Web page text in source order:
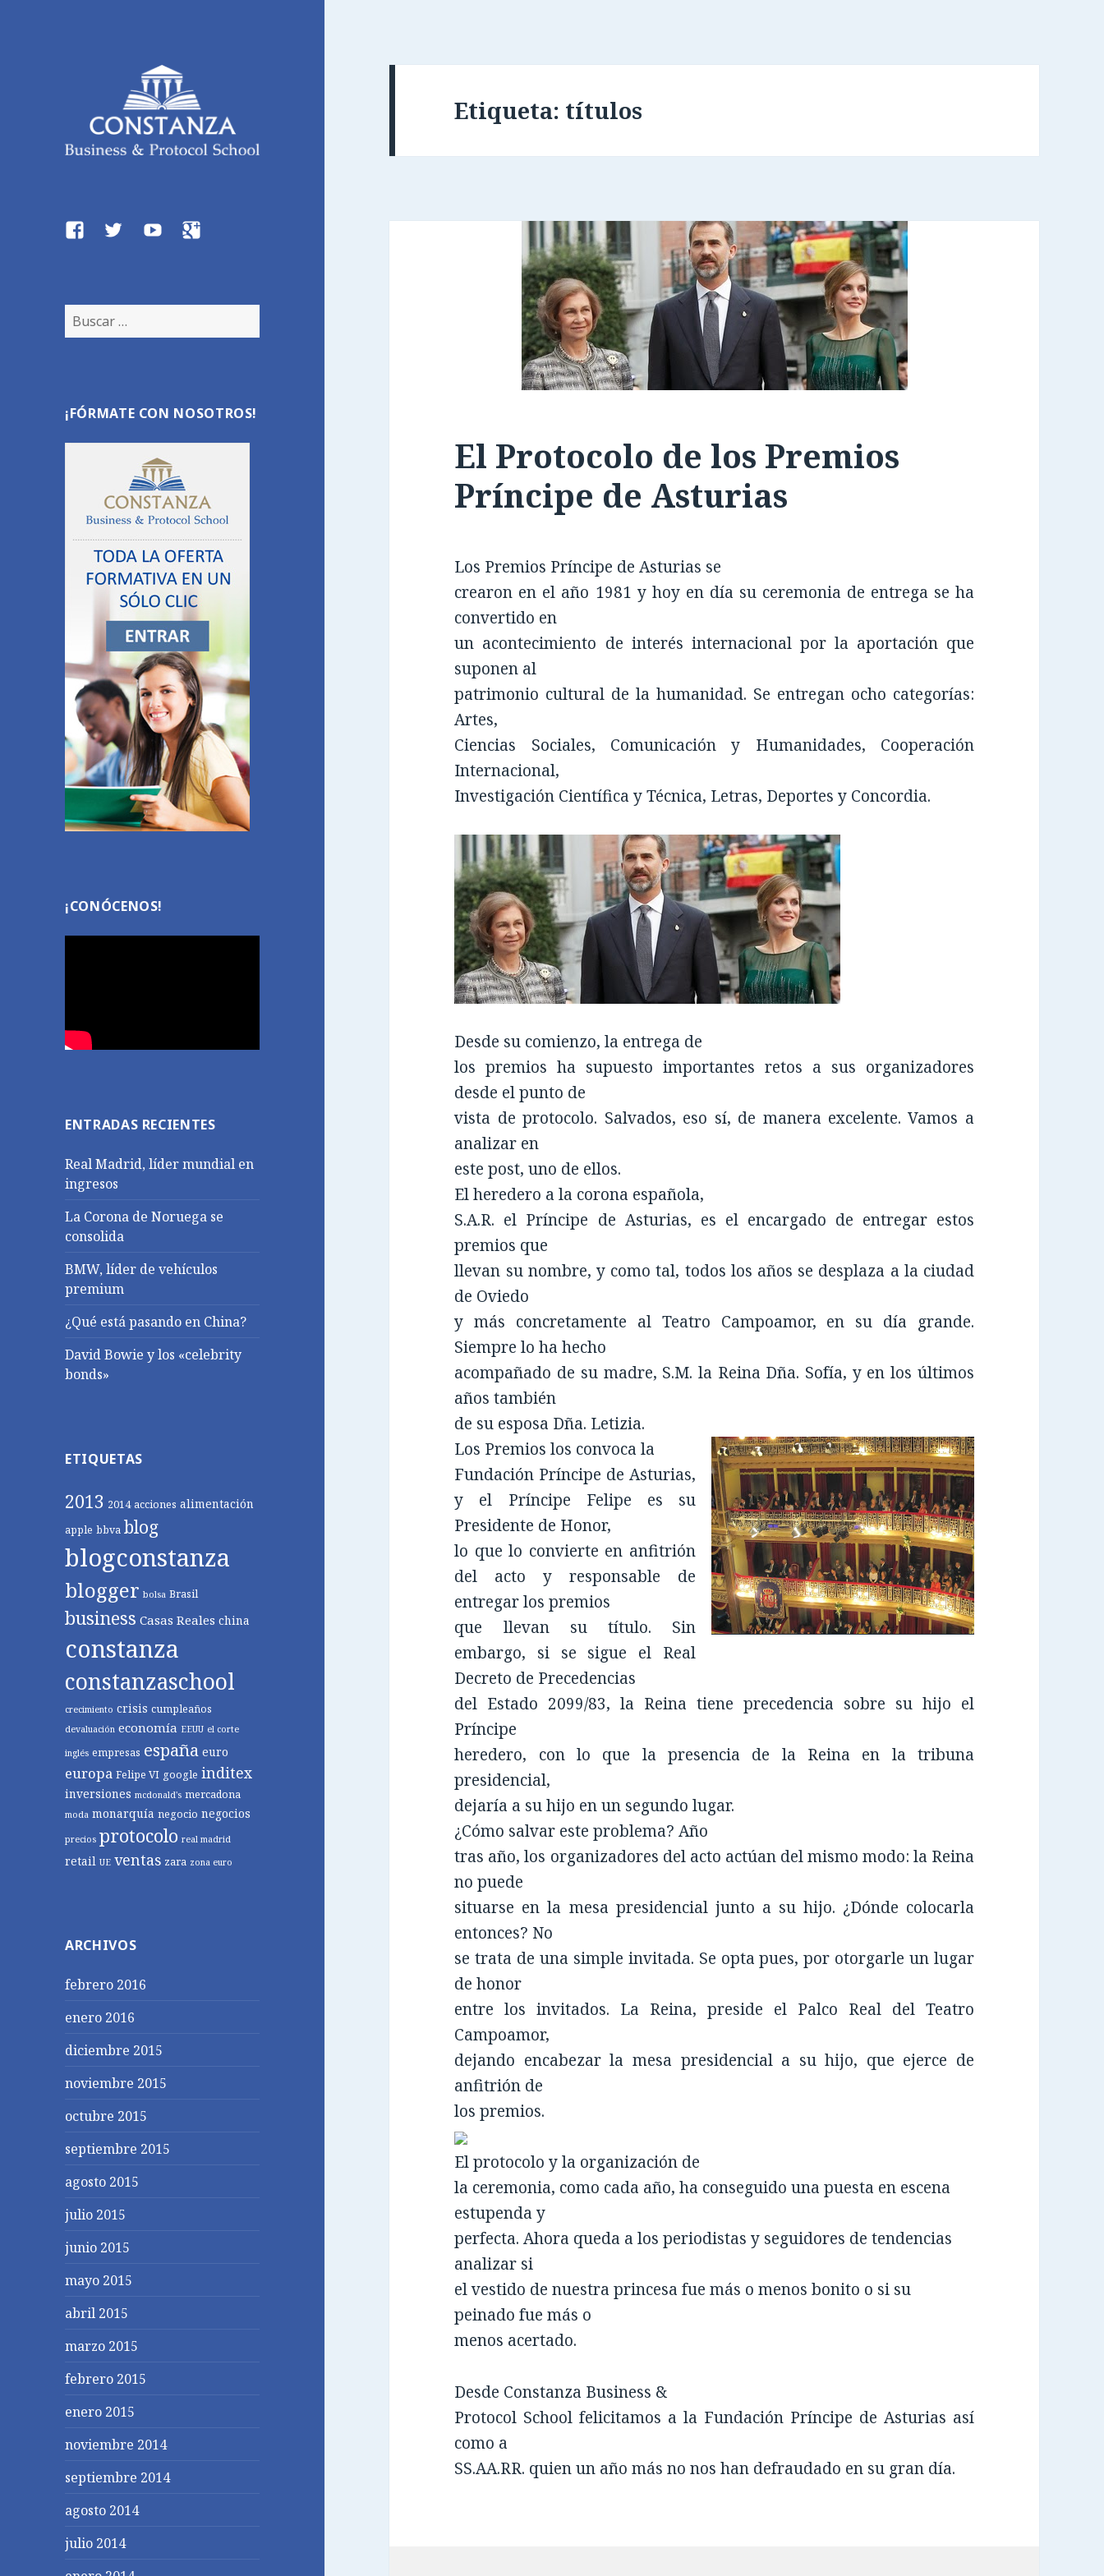
Protocol School
FacebookTwitterYouTubeGoogle
B
u
r
¡FÓRMATE CON NOSOTROS!
¡CONÓCENOS!
ENTRADAS RECIENTES
Real Madrid, líder mundial en
ingresos
La Corona de Noruega se
consolida
BMW, líder de vehículos
premium
¿Qué está pasando en China?
David Bowie y los «celebrity
bonds»
ETIQUETAS
2013 2014 acciones alimentación
apple bbva blog
blogconstanza
blogger bolsa Brasil
business Casas Reales china
constanza
constanzaschool
crecimiento crisis cumpleaños
devaluación economía EEUU el corte
inglés empresas españa euro
europa Felipe VI google inditex
inversiones mcdonald's mercadona
moda monarquía negocio negocios
precios protocolo real madrid
retail UE ventas zara zona euro
ARCHIVOS
febrero 2016
enero 2016
diciembre 2015
noviembre 2015
octubre 2015
septiembre 2015
agosto 2015
julio 2015
junio 2015
mayo 2015
abril 2015
marzo 2015
febrero 2015
enero 2015
noviembre 2014
septiembre 2014
agosto 2014
julio 2014
Etiqueta: títulos
El Protocolo de los Premios
Príncipe de Asturias
Los Premios Príncipe de Asturias se
crearon en el año 1981 y hoy en día su ceremonia de entrega se ha
convertido en
un acontecimiento de interés internacional por la aportación que
suponen al
patrimonio cultural de la humanidad. Se entregan ocho categorías:
Artes,
Ciencias Sociales, Comunicación y Humanidades, Cooperación
Internacional,
Investigación Científica y Técnica, Letras, Deportes y Concordia.
Desde su comienzo, la entrega de
los premios ha supuesto importantes retos a sus organizadores
desde el punto de
vista de protocolo. Salvados, eso sí, de manera excelente. Vamos a
analizar en
este post, uno de ellos.
El heredero a la corona española,
S.A.R. el Príncipe de Asturias, es el encargado de entregar estos
premios que
llevan su nombre, y como tal, todos los años se desplaza a la ciudad
de Oviedo
y más concretamente al Teatro Campoamor, en su día grande.
Siempre lo ha hecho
acompañado de su madre, S.M. la Reina Dña. Sofía, y en los últimos
años también
de su esposa Dña. Letizia.
Los Premios los convoca la
Fundación Príncipe de Asturias,
y el Príncipe Felipe es su
Presidente de Honor,
lo que lo convierte en anfitrión
del acto y responsable de
entregar los premios
que llevan su título. Sin
embargo, si se sigue el Real
Decreto de Precedencias
del Estado 2099/83, la Reina tiene precedencia sobre su hijo el
Príncipe
heredero, con lo que la presencia de la Reina en la tribuna
presidencial,
dejaría a su hijo en un segundo lugar.
¿Cómo salvar este problema? Año
tras año, los organizadores del acto actúan del mismo modo: la Reina
no puede
situarse en la mesa presidencial junto a su hijo. ¿Dónde colocarla
entonces? No
se trata de una simple invitada. Se opta pues, por otorgarle un lugar
de honor
entre los invitados. La Reina, preside el Palco Real del Teatro
Campoamor,
dejando encabezar la mesa presidencial a su hijo, que ejerce de
anfitrión de
los premios.
El protocolo y la organización de
la ceremonia, como cada año, ha conseguido una puesta en escena
estupenda y
perfecta. Ahora queda a los periodistas y seguidores de tendencias
analizar si
el vestido de nuestra princesa fue más o menos bonito o si su
peinado fue más o
menos acertado.
Desde Constanza Business &
Protocol School felicitamos a la Fundación Príncipe de Asturias así
como a
SS.AA.RR. quien un año más no nos han defraudado en su gran día.